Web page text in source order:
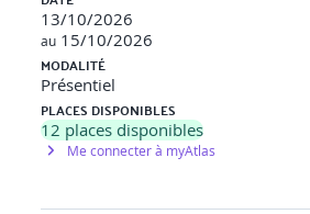
apprendrez à raisonner avant de
pseudo-code.
13/10/2026
au 15/10/2026
MODALITÉ
Présentiel
PLACES DISPONIBLES
12 places disponibles
Me connecter à myAtlas